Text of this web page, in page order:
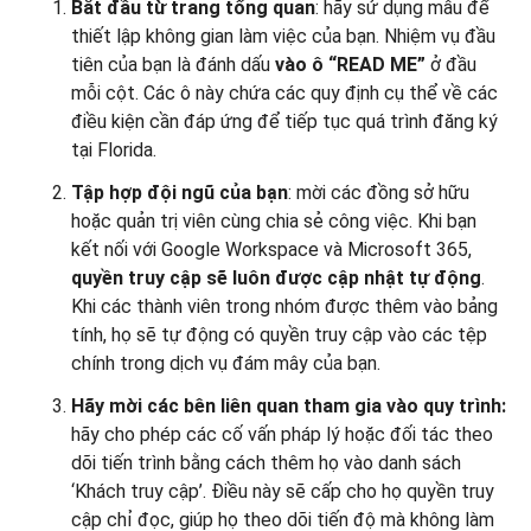
Bắt đầu từ trang tổng quan: hãy sử dụng mẫu để
thiết lập không gian làm việc của bạn. Nhiệm vụ đầu
tiên của bạn là đánh dấu vào ô “READ ME” ở đầu
mỗi cột. Các ô này chứa các quy định cụ thể về các
điều kiện cần đáp ứng để tiếp tục quá trình đăng ký
tại Florida.
Tập hợp đội ngũ của bạn: mời các đồng sở hữu
hoặc quản trị viên cùng chia sẻ công việc. Khi bạn
kết nối với Google Workspace và Microsoft 365,
quyền truy cập sẽ luôn được cập nhật tự động.
Khi các thành viên trong nhóm được thêm vào bảng
tính, họ sẽ tự động có quyền truy cập vào các tệp
chính trong dịch vụ đám mây của bạn.
Hãy mời các bên liên quan tham gia vào quy trình:
hãy cho phép các cố vấn pháp lý hoặc đối tác theo
dõi tiến trình bằng cách thêm họ vào danh sách
‘Khách truy cập’. Điều này sẽ cấp cho họ quyền truy
cập chỉ đọc, giúp họ theo dõi tiến độ mà không làm